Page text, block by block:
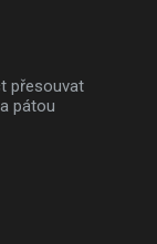
přesouvat
pátou